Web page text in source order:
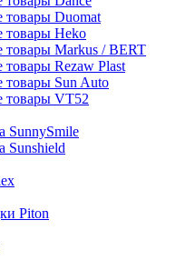
товары Duomat
товары Heko
товары Markus / BERT
Rezaw Plast
товары Sun Auto
товары VT52
SunnySmile
Sunshield
Piton